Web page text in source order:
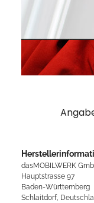
dasMOBILWERK
Hauptstrasse 97
Baden-Württemberg
Schlaitdorf,